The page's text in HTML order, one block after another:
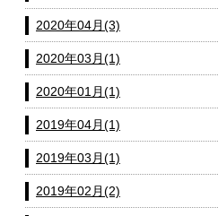
2020年04月(3)
2020年03月(1)
2020年01月(1)
2019年04月(1)
2019年03月(1)
2019年02月(2)